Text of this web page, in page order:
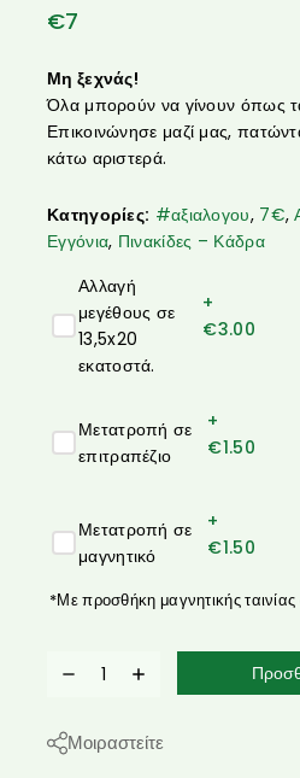
€7
Μη ξεχνάς!
Όλα μπορούν να γίνουν όπως
Επικοινώνησε μαζί μας,
κάτω αριστερά.
Κατηγορίες: #αξιαλογου, 7€,
Εγγόνια, Πινακίδες – Κάδρα
Αλλαγή
μεγέθους σε
13,5x20
εκατοστά.
+
€3.00
Μετατροπή σε
επιτραπέζιο
+
€1.50
Μετατροπή σε
μαγνητικό
+
€1.50
*Με προσθήκη μαγνητικής
Μοιραστείτε